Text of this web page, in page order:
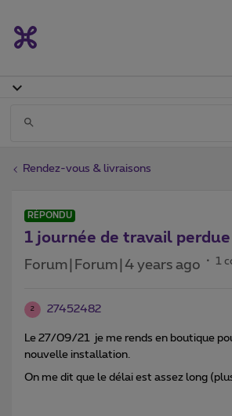
Rendez-vous & livraisons
RÉPONDU
1 journée de travail perdue
Forum|Forum|4 years ago 1
2 27452482
Le 27/09/21 je me rends en boutique
nouvelle installation.
On me dit que le délai est assez long